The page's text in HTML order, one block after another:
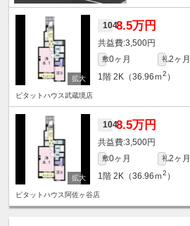
1048.5万円
3,500円
敷0ヶ月 礼2ヶ月
1階 2K（36.96ｍ2 ）
ピタットハウス武蔵境店
1048.5万円
3,500円
敷0ヶ月 礼2ヶ月
1階 2K（36.96ｍ2 ）
ピタットハウス阿佐ヶ谷店